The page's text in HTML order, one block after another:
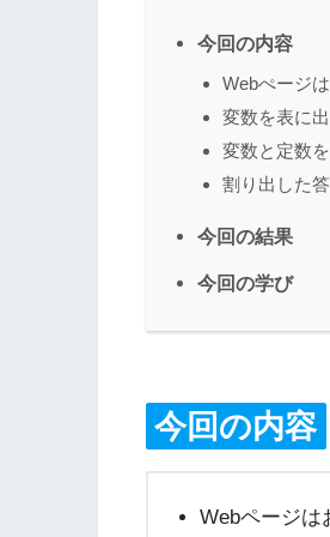
今回の内容
Webぺージ
変数を表に
変数と定数
割り出した答
今回の結果
今回の学び
今回の内容
Webページは